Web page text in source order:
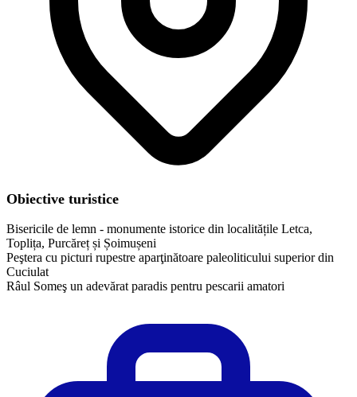
Obiective turistice
Bisericile de lemn - monumente istorice din localitățile Letca,
Toplița, Purcăreț și Șoimușeni
​Peştera cu picturi rupestre aparţinătoare paleoliticului superior din
Cuciulat
Râul Someş un adevărat paradis pentru pescarii amatori